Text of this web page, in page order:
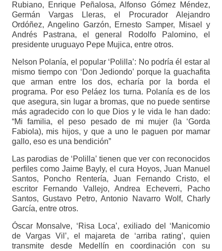
Rubiano, Enrique Peñalosa, Alfonso Gómez Méndez,
Germán Vargas Lleras, el Procurador Alejandro
Ordóñez, Angelino Garzón, Ernesto Samper, Misael y
Andrés Pastrana, el general Rodolfo Palomino, el
presidente uruguayo Pepe Mujica, entre otros.
Nelson Polanía, el popular ‘Polilla’: No podría él estar al
mismo tiempo con ‘Don Jediondo’ porque la guachafita
que arman entre los dos, echaría por la borda el
programa. Por eso Peláez los turna. Polanía es de los
que asegura, sin lugar a bromas, que no puede sentirse
más agradecido con lo que Dios y le vida le han dado:
“Mi familia, el peso pesado de mi mujer (la ‘Gorda
Fabiola), mis hijos, y que a uno le paguen por mamar
gallo, eso es una bendición”
Las parodias de ‘Polilla’ tienen que ver con reconocidos
perfiles como Jaime Bayly, el cura Hoyos, Juan Manuel
Santos, Poncho Rentería, Juan Fernando Cristo, el
escritor Fernando Vallejo, Andrea Echeverri, Pacho
Santos, Gustavo Petro, Antonio Navarro Wolf, Charly
García, entre otros.
Óscar Monsalve, ‘Risa Loca’, exiliado del ‘Manicomio
de Vargas Vil’, el majareta de ‘arriba rating’, quien
transmite desde Medellín en coordinación con su